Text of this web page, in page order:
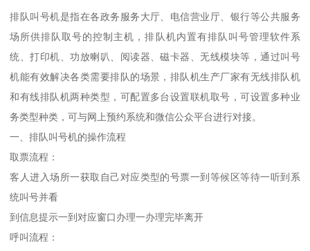
排队叫号机是指在各政务服务大厅、电信营业厅、银行等公共服务
场所供排队取号的控制主机，排队机内置有排队叫号管理软件系
统、打印机、功放喇叭、阅读器、磁卡器、无线模块等，通过叫号
机能有效解决各类需要排队的场景，排队机生产厂家有无线排队机
和有线排队机两种类型，可配置多台设置联机取号，可设置多种业
务类型种类，可与网上预约系统和微信公众平台进行对接。
一、排队叫号机的操作流程
取票流程：
客人进入场所一获取自己对应类型的号票一到等候区等待一听到系
统叫号并看
到信息提示一到对应窗口办理一办理完毕离开
呼叫流程：